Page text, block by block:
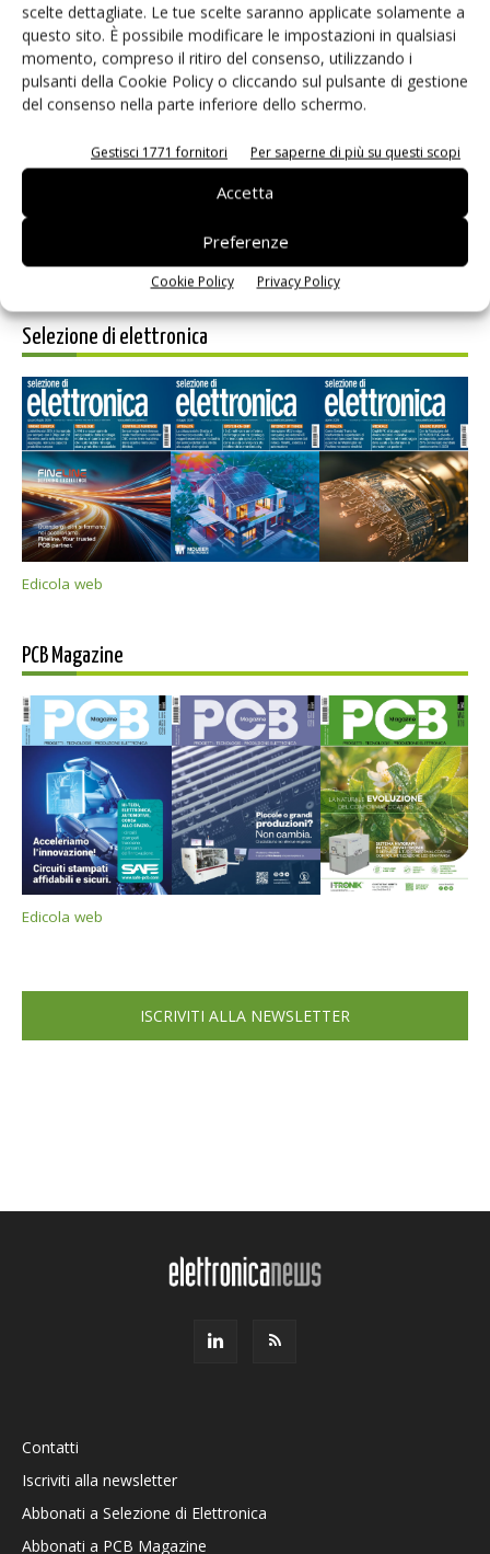
scelte dettagliate. Le tue scelte saranno applicate solamente a
questo sito. È possibile modificare le impostazioni in qualsiasi
momento, compreso il ritiro del consenso, utilizzando i
pulsanti della Cookie Policy o cliccando sul pulsante di gestione
del consenso nella parte inferiore dello schermo.
Gestisci 1771 fornitori Per saperne di più su questi scopi
Accetta
Preferenze
Cookie Policy Privacy Policy
Salva il mio nome, email e sito web in questo browser per i
Selezione di elettronica
Edicola web
PCB Magazine
Edicola web
ISCRIVITI ALLA NEWSLETTER
Contatti
Iscriviti alla newsletter
Abbonati a Selezione di Elettronica
Abbonati a PCB Magazine